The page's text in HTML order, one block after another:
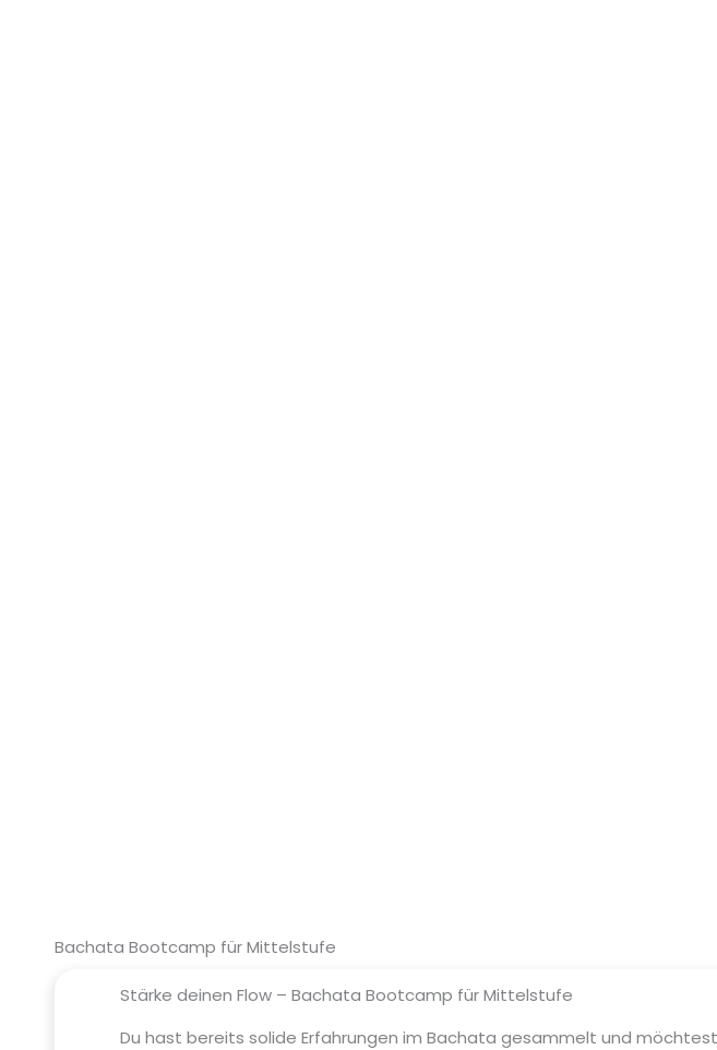
Bachata Bootcamp für Mittelstufe
Stärke deinen Flow – Bachata Bootcamp für Mittelstufe
Du hast bereits solide Erfahrungen im Bachata gesammelt und